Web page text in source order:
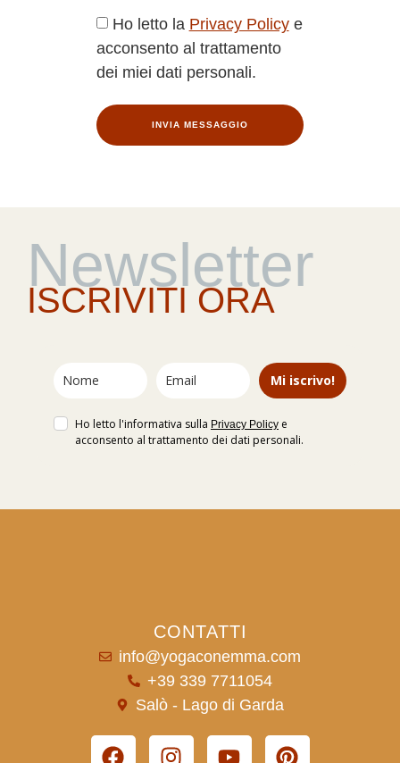
Ho letto la Privacy Policye
acconsento al trattamento
dei miei dati personali.
INVIA MESSAGGIO
Newsletter
ISCRIVITI ORA
Mi iscrivo!
Ho letto l'informativa sulla Privacy Policy e
acconsento al trattamento dei dati personali.
CONTATTI
info@yogaconemma.com
+39 339 7711054
Salò - Lago di Garda